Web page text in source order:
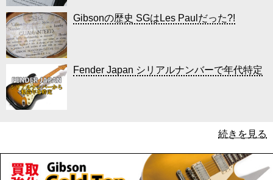
Gibsonの歴史 SGはLes Paulだった?!
Fender Japan シリアルナンバーで年代特定
続きを見る